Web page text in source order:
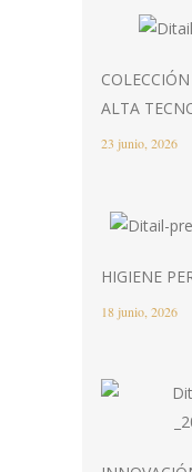
ALTA
23 junio, 2026
HIGIENE
18 junio, 2026